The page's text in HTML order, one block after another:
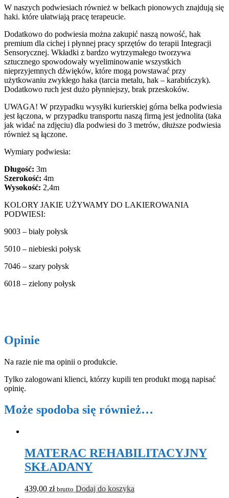
W naszych podwiesiach również w belkach pionowych znajdują się
haki. które ułatwiają pracę terapeucie.
Dodatkowo do podwiesia można zakupić naszą nowość, hak
premium dla cichej i płynnej pracy sprzętów do terapii Integracji
Sensorycznej. Wkładki z bardzo wytrzymałego tworzywa
sztucznego spowodowały wyeliminowanie wszystkich
nieprzyjemnych dźwięków, które mogą powstawać przy
użytkowaniu zwykłego haka (tarcia metalu, hak – karabińczyk).
Dodatkowo ruch jest dużo płynniejszy, brak przeskoków.
UWAGA! W przypadku wysyłki kurierskiej górna belka podwiesia
jest łączona, w przypadku transportu naszą firmą jest jednolita (taka
jak widać na zdjęciu) dla podwiesi do 3 metrów, dłuższe podwiesia
również są łączone.
Wymiary podwiesia:
Długość: 3m
Szerokość: 4m
Wysokość: 2,4m
KOLORY JAKIE UŻYWAMY DO LAKIEROWANIA
PODWIESI:
9003 – biały połysk
5010 – niebieski połysk
7046 – szary połysk
6018 – zielony połysk
Opinie
Na razie nie ma opinii o produkcie.
Tylko zalogowani klienci, którzy kupili ten produkt mogą napisać
opinię.
Może spodoba się również…
MATERAC REHABILITACYJNY
SKŁADANY
439,00 zł brutto Dodaj do koszyka